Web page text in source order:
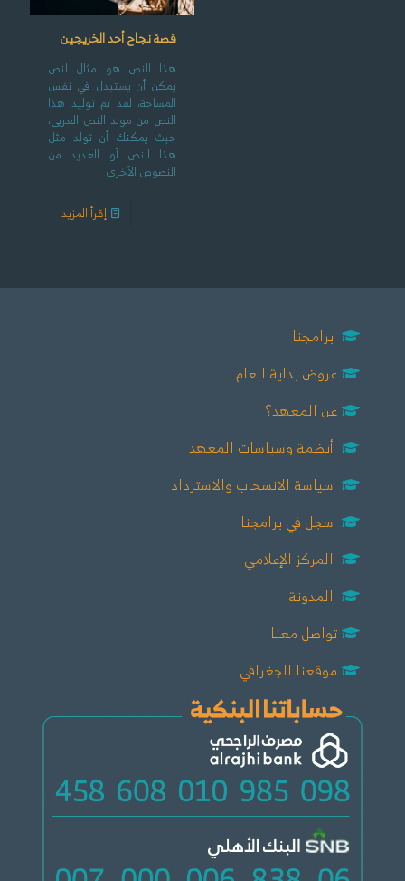
قصة نجاح أحد الخريجين
هذا النص هو مثال لنص
يمكن أن يستبدل في نفس
المساحة، لقد تم توليد هذا
النص من مولد النص العربى،
حيث يمكنك أن تولد مثل
هذا النص أو العديد من
النصوص الأخرى
إقرأ المزيد
برامجنا
عروض بداية العام
عن المعهد؟
أنظمة وسياسات المعهد
سياسة الانسحاب والاسترداد
سجل في برامجنا
المركز الإعلامي
المدونة
تواصل معنا
موقعنا الجغرافي